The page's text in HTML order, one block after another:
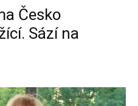
Česko
Sází na